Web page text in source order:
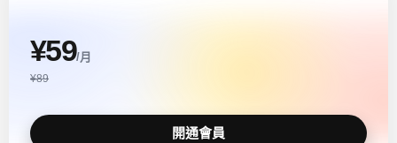
¥59/月
¥89
開通會員